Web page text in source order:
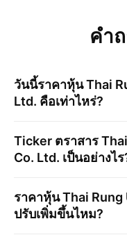
คำ
วันนี้ราคาหุ้นThai
Ltd. คือเท่าไหร่?
Ticker ตราสาร
Co. Ltd. เป็นอย่างไร
ราคาหุ้นThai Rung
ปรับเพิ่มขึ้นไหม?